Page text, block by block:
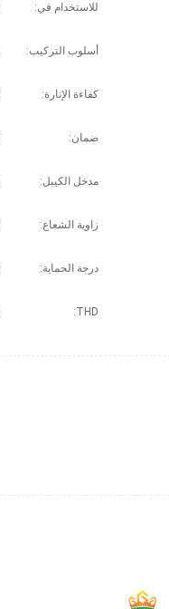
للاستخدام في:
أسلوب التركيب:
كفاءة الإنارة:
ضمان:
مدخل الكيبل:
زاوية الشعاع:
درجة الحماية:
THD: